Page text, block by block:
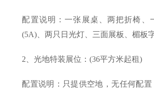
配置说明：一张展桌、两把折椅、
(5A)、两只日光灯、三面展板、楣板
2、光地特装展位：(36平方米起租)
配置说明：只提供空地，无任何配